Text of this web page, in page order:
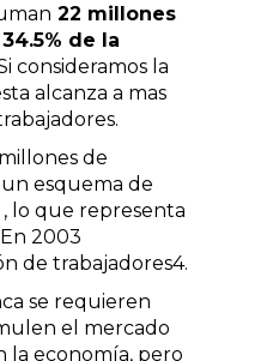
22 millones
de la
consideramos la
alcanza a mas
de
esquema de
lo que representa
2003
de trabajadores4.
se requieren
el mercado
la economía, pero